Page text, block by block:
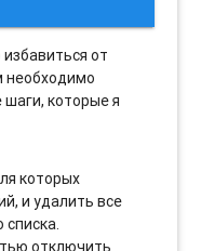
от
необходимо
которые я
которых
и удалить все
списка.
отключить